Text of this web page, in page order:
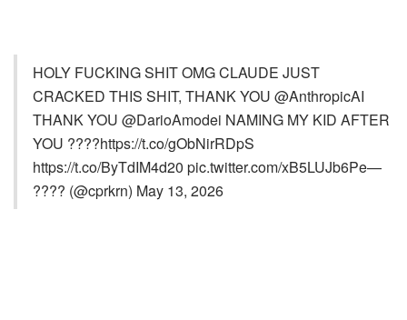
HOLY FUCKING SHIT OMG CLAUDE JUST
CRACKED THIS SHIT, THANK YOU @AnthropicAI
THANK YOU @DarioAmodei NAMING MY KID AFTER
YOU ????https://t.co/gObNirRDpS
https://t.co/ByTdIM4d20 pic.twitter.com/xB5LUJb6Pe—
???? (@cprkrn) May 13, 2026